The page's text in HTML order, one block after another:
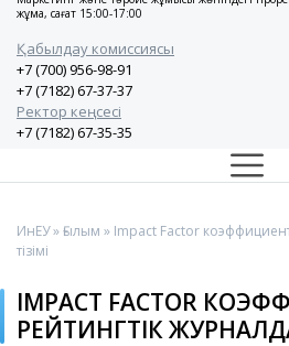
жұма, сағат 15:00-17:00
Қабылдау комиссиясы
+7 (700) 956-98-91
+7 (7182) 67-37-37
Ректор кеңсесі
+7 (7182) 67-35-35
ИнЕУ»Ғылым » Impact Factor
тізімі
IMPACT FACTOR
РЕЙТИНГТІК